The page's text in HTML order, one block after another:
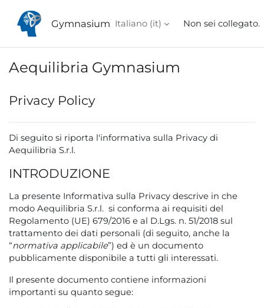
Gymnasium Italiano ‎(it)‎ Non sei collegato.
Aequilibria Gymnasium
Privacy Policy
Di seguito si riporta l'informativa sulla Privacy di
Aequilibria S.r.l.
INTRODUZIONE
La presente Informativa sulla Privacy descrive in che
modo Aequilibria S.r.l. si conforma ai requisiti del
Regolamento (UE) 679/2016 e al D.Lgs. n. 51/2018 sul
trattamento dei dati personali (di seguito, anche la
“normativa applicabile”) ed è un documento
pubblicamente disponibile a tutti gli interessati.
Il presente documento contiene informazioni
importanti su quanto segue: